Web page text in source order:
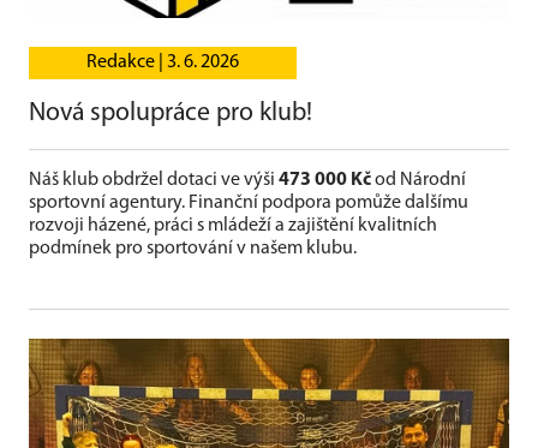
Redakce | 3. 6. 2026
Nová spolupráce pro klub!
Náš klub obdržel dotaci ve výši 473 000 Kčod Národní
sportovní agentury. Finanční podpora pomůže dalšímu
rozvoji házené, práci s mládeží a zajištění kvalitních
podmínek pro sportování v našem klubu.